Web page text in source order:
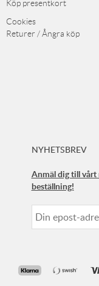
Köp presentkort
Cookies
Returer / Ångra köp
NYHETSBREV
Anmäl dig till vårt
beställning!